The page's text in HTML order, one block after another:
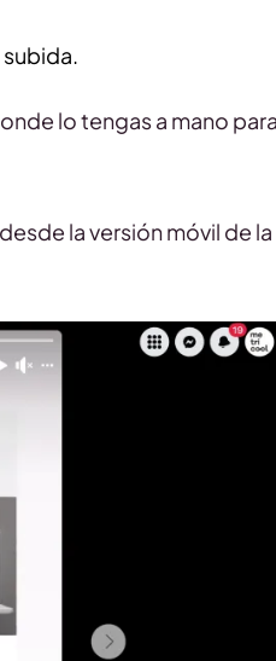
subida.
lo tengas a mano
la versión móvil de la